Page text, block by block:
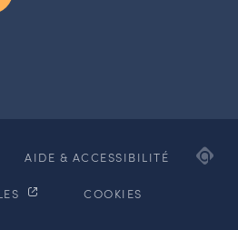
AIDE & ACCESSIBILITÉ
COOKIES